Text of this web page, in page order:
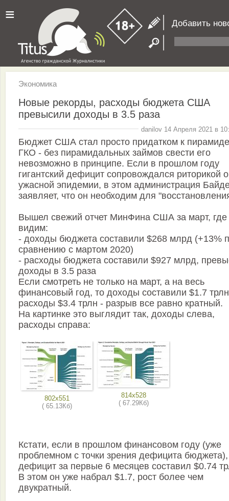
≡ Добавить
Экономика
Новые рекорды, расходы бюджета США
превысили доходы в 3.5 раза
danilov 14 Апреля 2021 в
Бюджет США стал просто придатком к пирамиде
ГКО - без пирамидальных займов свести его
невозможно в принципе. Если в прошлом году
гигантский дефицит сопровождался риторикой
ужасной эпидемии, в этом администрация
заявляет, что он необходим для
Вышел свежий отчет МинФина США за март,
видим:
- доходы бюджета составили $268 млрд (+13%
сравнению с мартом 2020)
- расходы бюджета составили $927 млрд,
доходы в 3.5 раза
Если смотреть не только на март, а на весь
финансовый год, то доходы составили $1.7
расходы $3.4 трлн - разрыв все равно кратный.
На картинке это выглядит так, доходы слева,
расходы справа:
802x551
( 65.13Кб)
814x528
( 67.29Кб)
Кстати, если в прошлом финансовом году (уже
проблемном с точки зрения дефицита бюджета),
дефицит за первые 6 месяцев составил $0.74
В этом он уже набрал $1.7, рост более чем
двукратный.